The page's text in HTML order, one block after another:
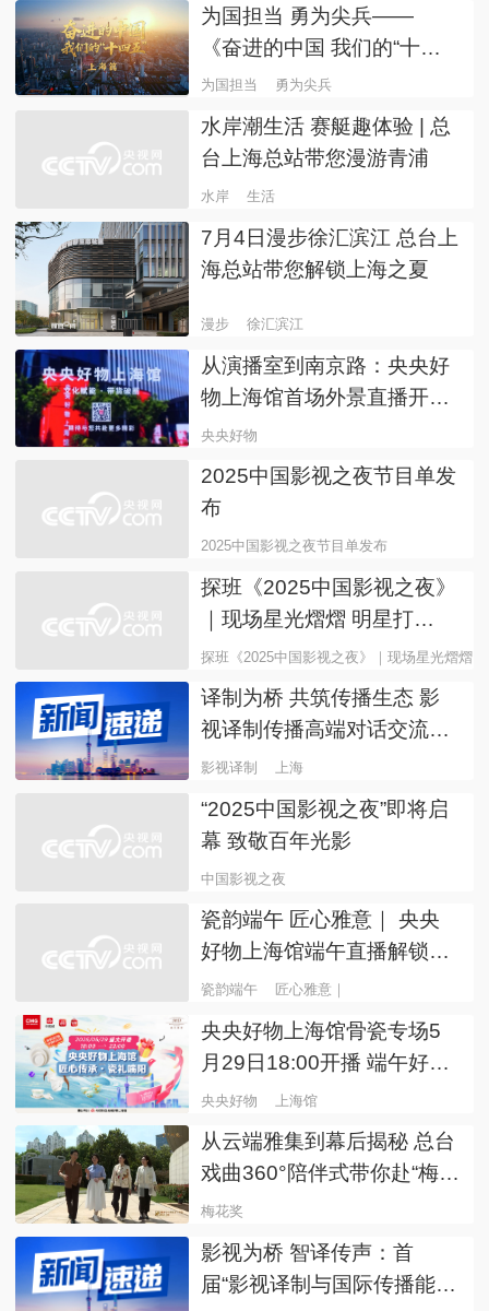
为国担当 勇为尖兵——
《奋进的中国 我们的“十四
五”》上海篇9月17日播出
水岸潮生活 赛艇趣体验 | 总
台上海总站带您漫游青浦
7月4日漫步徐汇滨江 总台上
海总站带您解锁上海之夏
从演播室到南京路：央央好
物上海馆首场外景直播开启
消费新体验
2025中国影视之夜节目单发
布
2025中国影视之夜节目单发布
探班《2025中国影视之夜》
｜现场星光熠熠 明星打
卡“戏曲快闪区”
探班《2025中国影视之夜》｜现场星光熠熠
译制为桥 共筑传播生态 影
视译制传播高端对话交流会
影视译制 上海
“2025中国影视之夜”即将启
幕 致敬百年光影
中国影视之夜
瓷韵端午 匠心雅意｜ 央央
好物上海馆端午直播解锁新
瓷韵端午 匠心雅意｜
央央好物上海馆骨瓷专场5